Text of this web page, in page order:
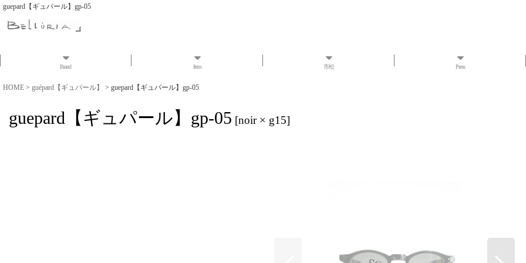
guepard【ギュパール】gp-05
Brand Item 市松 Press
HOME > guépard【ギュパール】 > guepard【ギュパール】gp-05
guepard【ギュパール】gp-05 [noir × g15]